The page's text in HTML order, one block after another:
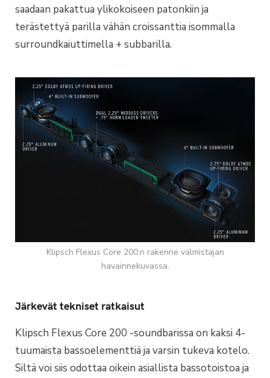
saadaan pakattua ylikokoiseen patonkiin ja
terästettyä parilla vähän croissanttia isommalla
surroundkaiuttimella + subbarilla.
Klipsch Flexus Core 200:n rakenne valmistajan
havainnekuvassa.
Järkevät tekniset ratkaisut
Klipsch Flexus Core 200 -soundbarissa on kaksi 4-
tuumaista bassoelementtiä ja varsin tukeva kotelo.
Siltä voi siis odottaa oikein asiallista bassotoistoa ja